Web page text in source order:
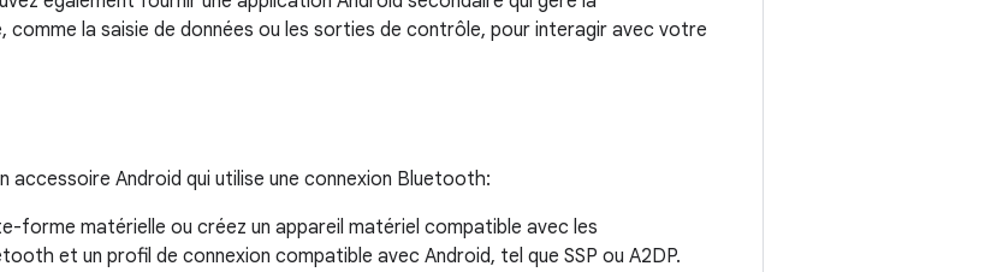
comme la saisie de données ou les sorties de contrôle, pour interagir avec votre
accessoire Android qui utilise une connexion Bluetooth:
forme matérielle ou créez un appareil matériel compatible avec les
et un profil de connexion compatible avec Android, tel que SSP ou A2DP.